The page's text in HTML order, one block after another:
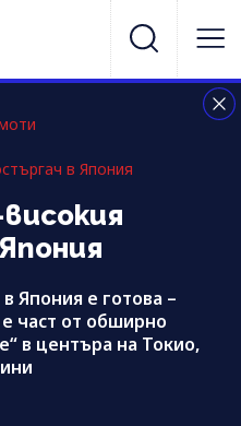
в Япония
Япония е готова –
част от обширно
в центъра на Токио,